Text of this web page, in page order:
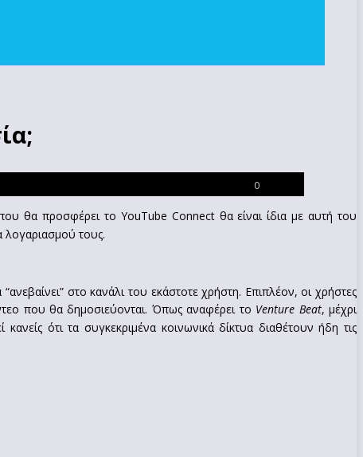
0
θα προσφέρει το YouTube Connect θα είναι ίδια με αυτή του
λογαριασμού τους.
στο κανάλι του εκάστοτε χρήστη. Επιπλέον, οι χρήστες
που θα δημοσιεύονται. Όπως αναφέρει το Venture Beat, μέχρι
ότι τα συγκεκριμένα κοινωνικά δίκτυα διαθέτουν ήδη τις